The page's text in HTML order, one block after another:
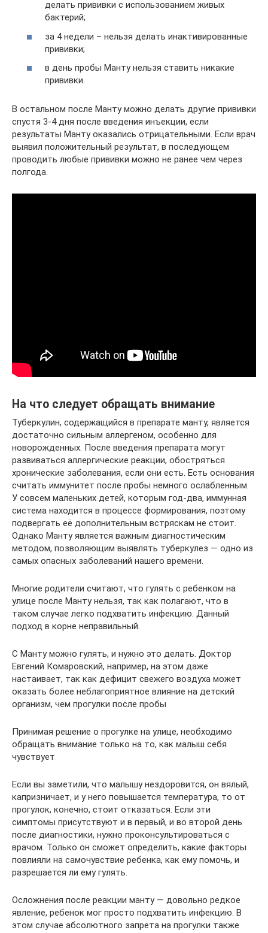
делать прививки с использованием живых
бактерий;
за 4 недели – нельзя делать инактивированные
прививки;
в день пробы Манту нельзя ставить никакие
прививки.
В остальном после Манту можно делать другие прививки
спустя 3-4 дня после введения инъекции, если
результаты Манту оказались отрицательными. Если врач
выявил положительный результат, в последующем
проводить любые прививки можно не ранее чем через
полгода.
На что следует обращать внимание
Туберкулин, содержащийся в препарате манту, является
достаточно сильным аллергеном, особенно для
новорожденных. После введения препарата могут
развиваться аллергические реакции, обостряться
хронические заболевания, если они есть. Есть основания
считать иммунитет после пробы немного ослабленным.
У совсем маленьких детей, которым год-два, иммунная
система находится в процессе формирования, поэтому
подвергать её дополнительным встряскам не стоит.
Однако Манту является важным диагностическим
методом, позволяющим выявлять туберкулез — одно из
самых опасных заболеваний нашего времени.
Многие родители считают, что гулять с ребенком на
улице после Манту нельзя, так как полагают, что в
таком случае легко подхватить инфекцию. Данный
подход в корне неправильный.
С Манту можно гулять, и нужно это делать. Доктор
Евгений Комаровский, например, на этом даже
настаивает, так как дефицит свежего воздуха может
оказать более неблагоприятное влияние на детский
организм, чем прогулки после пробы
Принимая решение о прогулке на улице, необходимо
обращать внимание только на то, как малыш себя
чувствует
Если вы заметили, что малышу нездоровится, он вялый,
капризничает, и у него повышается температура, то от
прогулок, конечно, стоит отказаться. Если эти
симптомы присутствуют и в первый, и во второй день
после диагностики, нужно проконсультироваться с
врачом. Только он сможет определить, какие факторы
повлияли на самочувствие ребенка, как ему помочь, и
разрешается ли ему гулять.
Осложнения после реакции манту — довольно редкое
явление, ребенок мог просто подхватить инфекцию. В
этом случае абсолютного запрета на прогулки также